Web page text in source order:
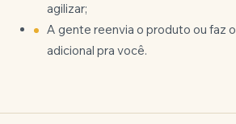
agilizar;
A gente reenvia o produto ou faz
adicional pra você.